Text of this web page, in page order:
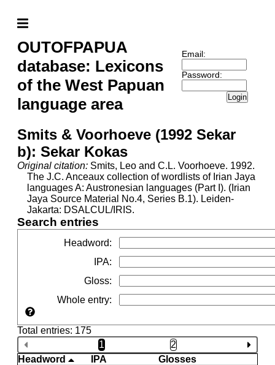
OUTOFPAPUA
database: Lexicons
of the West Papuan
language area
Email:
Password:
Login
Smits & Voorhoeve (1992 Sekar
b): Sekar Kokas
Original citation: Smits, Leo and C.L. Voorhoeve. 1992.
The J.C. Anceaux collection of wordlists of Irian Jaya
languages A: Austronesian languages (Part I). (Irian
Jaya Source Material No.4, Series B.1). Leiden-
Jakarta: DSALCUL/IRIS.
Search entries
Headword:
IPA:
Gloss:
Whole entry:
Total entries: 175
1
2
Headword
IPA
Glosses